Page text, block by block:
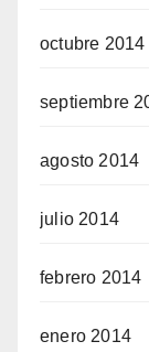
octubre 2014
septiembre
agosto 2014
julio 2014
febrero 2014
enero 2014